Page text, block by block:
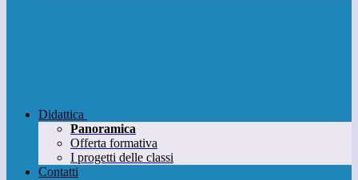
Didattica
Panoramica
Offerta formativa
I progetti delle classi
Contatti